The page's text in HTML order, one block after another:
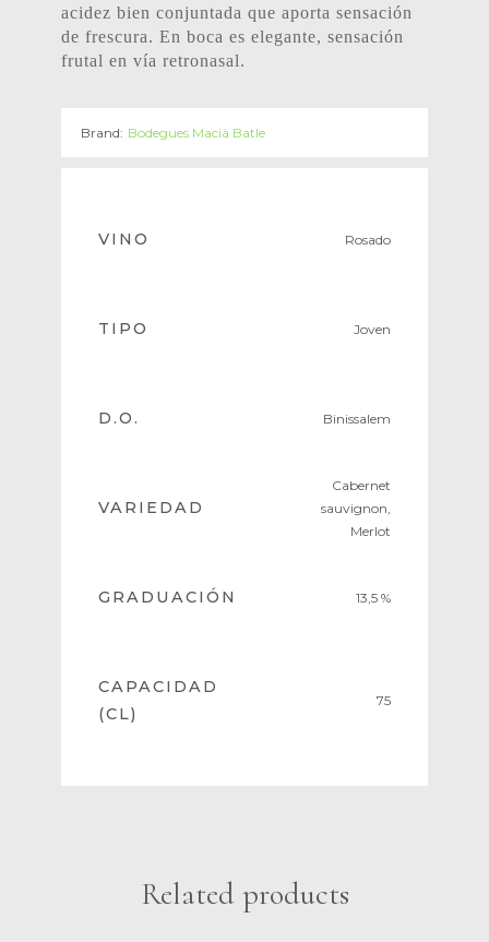
acidez bien conjuntada que aporta sensación
de frescura. En boca es elegante, sensación
frutal en vía retronasal.
Brand: Bodegues Macià Batle
VINO Rosado
TIPO Joven
D.O. Binissalem
VARIEDAD
Cabernet
sauvignon,
Merlot
GRADUACIÓN 13,5 %
CAPACIDAD
(CL)
75
Related products